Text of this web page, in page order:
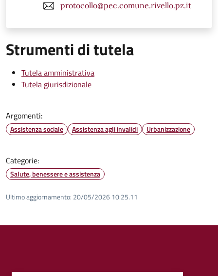
protocollo@pec.comune.rivello.pz.it
Strumenti di tutela
Tutela amministrativa
Tutela giurisdizionale
Argomenti:
Assistenza sociale Assistenza agli invalidi Urbanizzazione
Categorie:
Salute, benessere e assistenza
Ultimo aggiornamento: 20/05/2026 10:25.11